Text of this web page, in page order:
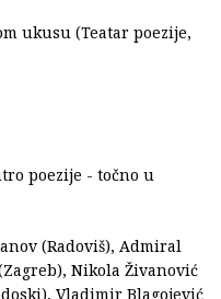
ukusu (Teatar poezije,
poezije - točno u
(Radoviš), Admiral
Nikola Živanović
Vladimir Blagojević